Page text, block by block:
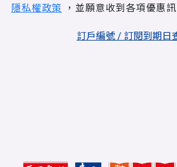
隱私權政策 ，並願意收到各項優惠訊
訂戶編號 / 訂閱到期日